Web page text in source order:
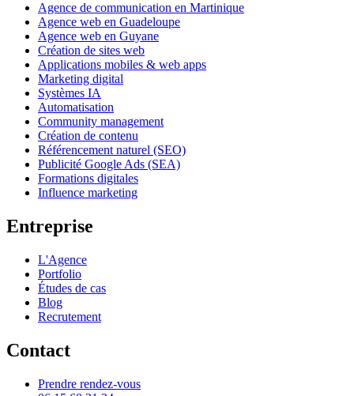
Agence de communication en Martinique
Agence web en Guadeloupe
Agence web en Guyane
Création de sites web
Applications mobiles & web apps
Marketing digital
Systèmes IA
Automatisation
Community management
Création de contenu
Référencement naturel (SEO)
Publicité Google Ads (SEA)
Formations digitales
Influence marketing
Entreprise
L'Agence
Portfolio
Études de cas
Blog
Recrutement
Contact
Prendre rendez-vous